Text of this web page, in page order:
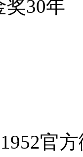
奖30年
官